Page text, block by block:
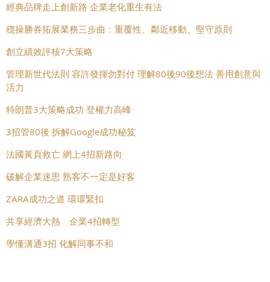
經典品牌走上創新路 企業老化重生有法
穩操勝券拓展業務三步曲：重覆性、鄰近移動、堅守原則
創立績效評核7大策略
管理新世代法則 容許發揮勿對付 理解80後90後想法 善用創意與
活力
特朗普3大策略成功 登權力高峰
3招管80後 拆解Google成功秘笈
法國黃頁救亡 網上4招新路向
破解企業迷思 熟客不一定是好客
ZARA成功之道 環環緊扣
共享經濟大熱 企業4招轉型
學懂溝通3招 化解同事不和